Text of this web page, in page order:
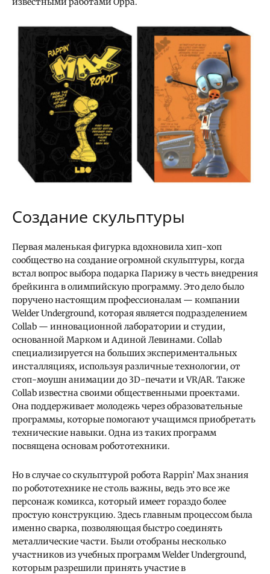
Создание скульптуры
Первая маленькая фигурка вдохновила хип-хоп
сообщество на создание огромной скульптуры, когда
встал вопрос выбора подарка Парижу в честь внедрения
брейкинга в олимпийскую программу. Это дело было
поручено настоящим профессионалам — компании
Welder Underground, которая является подразделением
Collab — инновационной лаборатории и студии,
основанной Марком и Адиной Левинами. Collab
специализируется на больших экспериментальных
инсталляциях, используя различные технологии, от
стоп-моушн анимации до 3D-печати и VR/AR. Также
Collab известна своими общественными проектами.
Она поддерживает молодежь через образовательные
программы, которые помогают учащимся приобретать
технические навыки. Одна из таких программ
посвящена основам робототехники.
Но в случае со скульптурой робота Rappin’ Max знания
по робототехнике не столь важны, ведь это все же
персонаж комикса, который имеет гораздо более
простую конструкцию. Здесь главным процессом была
именно сварка, позволяющая быстро соединять
металлические части. Были отобраны несколько
участников из учебных программ Welder Underground,
которым разрешили принять участие в